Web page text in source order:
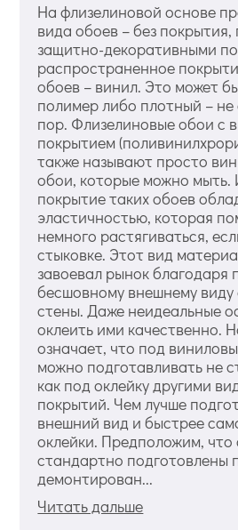
На флизелиновой основе
вида обоев – без покрытия,
защитно-декоративными
распространенное
обоев – винил. Это может
полимер либо плотный –
пор. Флизелиновые обои с
покрытием
также называют просто
обои, которые можно мыть.
покрытие таких обоев
эластичностью, которая
немного растягиваться,
стыковке. Этот вид
завоевал рынок благодаря
бесшовному внешнему виду
стены. Даже неидеальные
оклеить ими качественно.
означает, что под
можно подготавливать не
как под оклейку другими
покрытий. Чем лучше
внешний вид и быстрее
оклейки. Предположим, что
стандартно подготовлены
демонтирован...
Читать дальше